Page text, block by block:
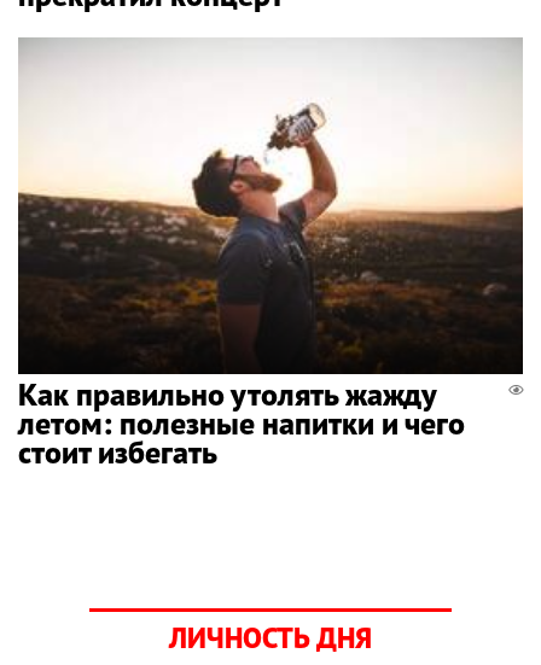
Как правильно утолять жажду
летом: полезные напитки и чего
стоит избегать
ЛИЧНОСТЬ ДНЯ